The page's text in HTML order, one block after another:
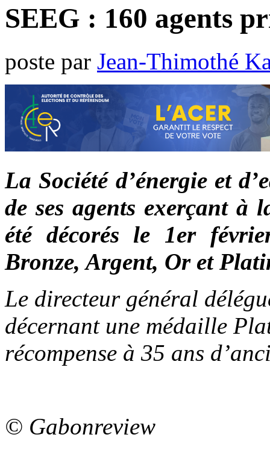
SEEG : 160 agents
poste par Jean-Thimothé
La Société d’énergie et
de ses agents exerçant à
été décorés le 1er
Bronze, Argent, Or et
Le directeur général
décernant une médaille
récompense à 35 ans
© Gabonreview